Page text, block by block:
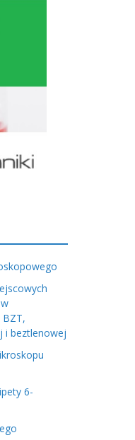
i beztlenowej
6-